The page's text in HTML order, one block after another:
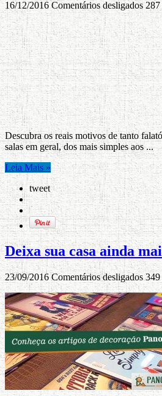
16/12/2016 Comentários desligados 287
Descubra os reais motivos de tanto
salas em geral, dos mais simples aos ...
Leia Mais »
tweet
Deixa sua casa ainda
23/09/2016 Comentários desligados 349